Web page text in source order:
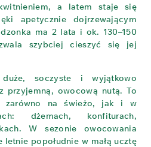
a latem staje się
apetycznie dojrzewającym
ma 2 lata i ok. 130–150
szybciej cieszyć się jej
soczyste i wyjątkowo
przyjemną, owocową nutą. To
zarówno na świeżo, jak i w
dżemach, konfiturach,
W sezonie owocowania
letnie popołudnie w małą ucztę